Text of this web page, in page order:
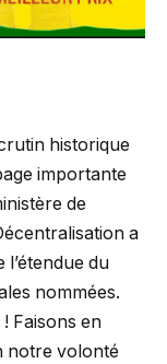
historique
importante
de
a
l’étendue du
nommées.
Faisons en
notre volonté